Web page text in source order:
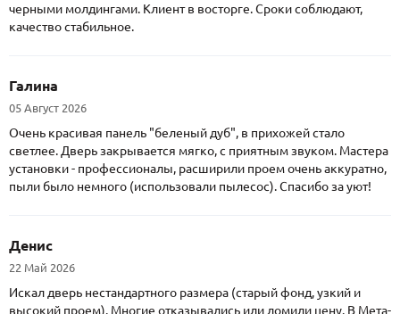
черными молдингами. Клиент в восторге. Сроки соблюдают,
качество стабильное.
Галина
05 Август 2026
Очень красивая панель "беленый дуб", в прихожей стало
светлее. Дверь закрывается мягко, с приятным звуком. Мастера
установки - профессионалы, расширили проем очень аккуратно,
пыли было немного (использовали пылесос). Спасибо за уют!
Денис
22 Май 2026
Искал дверь нестандартного размера (старый фонд, узкий и
высокий проем). Многие отказывались или ломили цену. В Мета-